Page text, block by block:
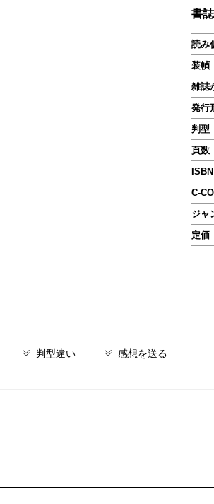
書
読み
装幀
雑誌
発行
判型
頁数
ISBN
C-
ジャ
定価
判型違い 感想を送る